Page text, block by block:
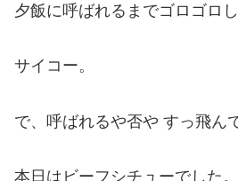
夕飯に呼ばれるまでゴロゴロ
サイコー。
で、呼ばれるや否や すっ飛ん
本日はビーフシチューでした。